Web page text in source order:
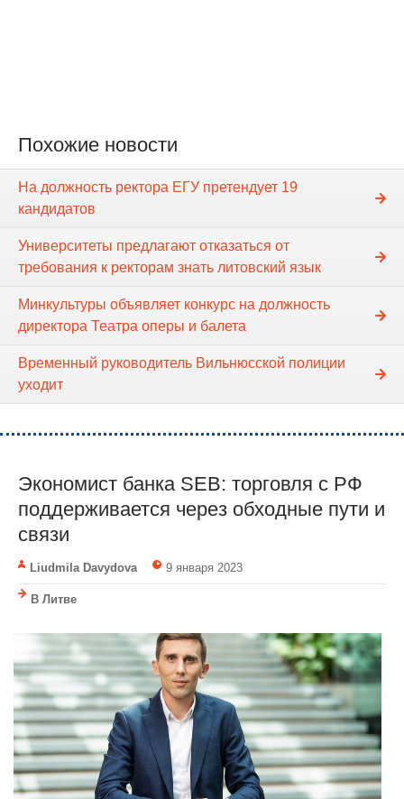
Похожие новости
На должность ректора ЕГУ претендует 19
кандидатов
Университеты предлагают отказаться от
требования к ректорам знать литовский язык
Минкультуры объявляет конкурс на должность
директора Театра оперы и балета
Временный руководитель Вильнюсской полиции
уходит
Экономист банка SEB: торговля с РФ
поддерживается через обходные пути и
связи
Liudmila Davydova 9 января 2023
В Литве